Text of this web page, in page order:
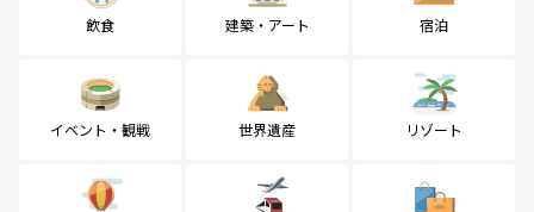
飲食 建築・アート 宿泊
イベント・観戦 世界遺産 リゾート